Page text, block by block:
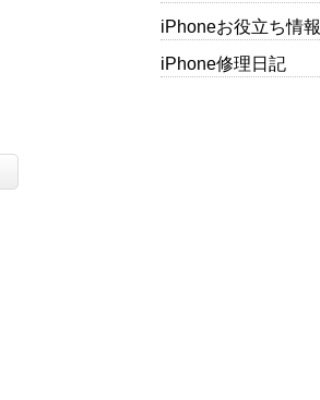
iPhoneお役立ち情報
iPhone修理日記